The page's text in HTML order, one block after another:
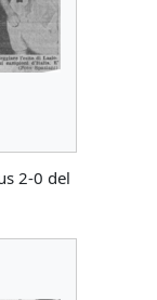
2-0 del